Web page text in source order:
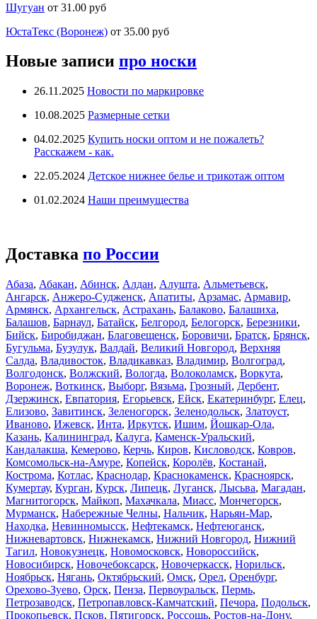
Шугуан от 31.00 руб
ЮстаТекс (Воронеж) от 35.00 руб
Новые записи про носки
26.11.2025 Новости по маркировке
10.08.2025 Размерные сетки
04.02.2025 Купить носки оптом и не пожалеть?
Расскажем - как.
22.05.2024 Детское нижнее белье и трикотаж оптом
01.02.2024 Наши преимущества
Доставка по России
Абаза, Абакан, Абинск, Алдан, Алушта, Альметьевск,
Ангарск, Анжеро-Судженск, Апатиты, Арзамас, Армавир,
Армянск, Архангельск, Астрахань, Балаково, Балашиха,
Балашов, Барнаул, Батайск, Белгород, Белогорск, Березники,
Бийск, Биробиджан, Благовещенск, Боровичи, Братск, Брянск,
Бугульма, Бузулук, Валдай, Великий Новгород, Верхняя
Салда, Владивосток, Владикавказ, Владимир, Волгоград,
Волгодонск, Волжский, Вологда, Волоколамск, Воркута,
Воронеж, Воткинск, Выборг, Вязьма, Грозный, Дербент,
Дзержинск, Евпатория, Егорьевск, Ейск, Екатеринбург, Елец,
Елизово, Завитинск, Зеленогорск, Зеленодольск, Златоуст,
Иваново, Ижевск, Инта, Иркутск, Ишим, Йошкар-Ола,
Казань, Калининград, Калуга, Каменск-Уральский,
Кандалакша, Кемерово, Керчь, Киров, Кисловодск, Ковров,
Комсомольск-на-Амуре, Копейск, Королёв, Костанай,
Кострома, Котлас, Краснодар, Краснокаменск, Красноярск,
Кумертау, Курган, Курск, Липецк, Луганск, Лысьва, Магадан,
Магнитогорск, Майкоп, Махачкала, Миасс, Мончегорск,
Мурманск, Набережные Челны, Нальчик, Нарьян-Мар,
Находка, Невинномысск, Нефтекамск, Нефтеюганск,
Нижневартовск, Нижнекамск, Нижний Новгород, Нижний
Тагил, Новокузнецк, Новомосковск, Новороссийск,
Новосибирск, Новочебоксарск, Новочеркасск, Норильск,
Ноябрьск, Нягань, Октябрьский, Омск, Орел, Оренбург,
Орехово-Зуево, Орск, Пенза, Первоуральск, Пермь,
Петрозаводск, Петропавловск-Камчатский, Печора, Подольск,
Прокопьевск, Псков, Пятигорск, Россошь, Ростов-на-Дону,